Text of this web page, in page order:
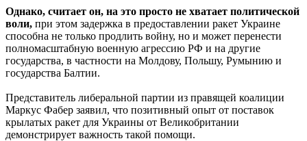
Однако, считает он, на это просто не хватает политической
воли, при этом задержка в предоставлении ракет Украине
способна не только продлить войну, но и может перенести
полномасштабную военную агрессию РФ и на другие
государства, в частности на Молдову, Польшу, Румынию и
государства Балтии.
Представитель либеральной партии из правящей коалиции
Маркус Фабер заявил, что позитивный опыт от поставок
крылатых ракет для Украины от Великобритании
демонстрирует важность такой помощи.